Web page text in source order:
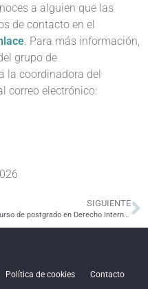
a alguien que las
de contacto en el
. Para más información,
grupo de
la coordinadora del
correo electrónico:
SIGUIENTE
Curso de postgrado en Derecho Internacional en USP
Política de cookies Contacto